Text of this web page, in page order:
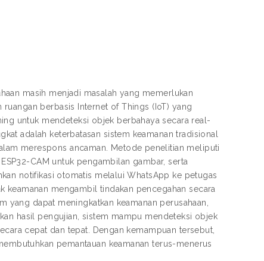
masih menjadi masalah yang memerlukan
berbasis Internet of Things (IoT) yang
untuk mendeteksi objek berbahaya secara real-
adalah keterbatasan sistem keamanan tradisional
merespons ancaman. Metode penelitian meliputi
CAM untuk pengambilan gambar, serta
notifikasi otomatis melalui WhatsApp ke petugas
keamanan mengambil tindakan pencegahan secara
dapat meningkatkan keamanan perusahaan,
hasil pengujian, sistem mampu mendeteksi objek
cepat dan tepat. Dengan kemampuan tersebut,
pemantauan keamanan terus-menerus